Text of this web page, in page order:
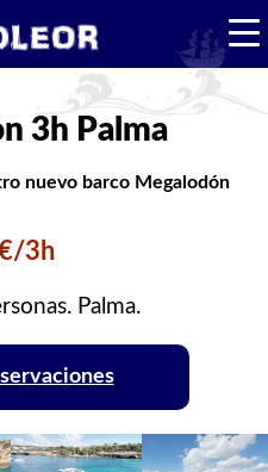
3h Palma
nuevo barco Megalodón
3h
Palma.